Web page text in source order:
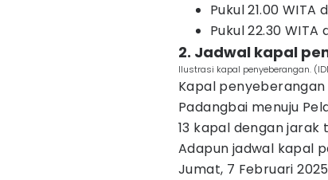
Pukul 21.00
Pukul 22.30
2. Jadwal kapal
Ilustrasi kapal penyeberangan.
Kapal
Padangbai menuju
13 kapal dengan jarak
Adapun jadwal kapal
Jumat, 7 Februari